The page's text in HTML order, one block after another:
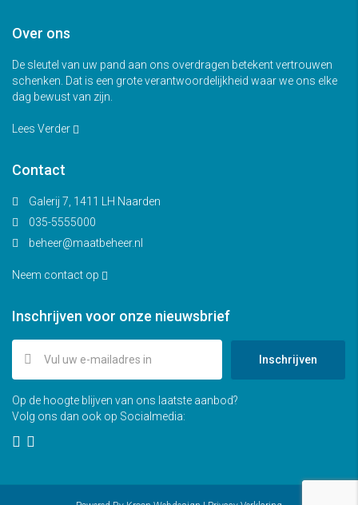
Over ons
De sleutel van uw pand aan ons overdragen betekent vertrouwen
schenken. Dat is een grote verantwoordelijkheid waar we ons elke
dag bewust van zijn.
Lees Verder
Contact
Galerij 7, 1411 LH Naarden
035-5555000
beheer@maatbeheer.nl
Neem contact op
Inschrijven voor onze nieuwsbrief
Inschrijven
Op de hoogte blijven van ons laatste aanbod?
Volg ons dan ook op Socialmedia: